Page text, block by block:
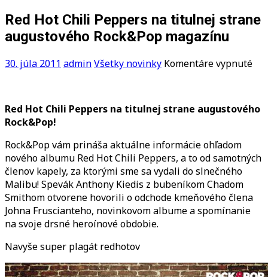
Red Hot Chili Peppers na titulnej strane
augustového Rock&Pop magazínu
30. júla 2011 adminVšetky novinky Komentáre vypnuténa
Red Hot Chili Peppers na titulnej strane augustového
Rock&Pop!
Rock&Pop vám prináša aktuálne informácie ohľadom
nového albumu Red Hot Chili Peppers, a to od samotných
členov kapely, za ktorými sme sa vydali do slnečného
Malibu! Spevák Anthony Kiedis z bubeníkom Chadom
Smithom otvorene hovorili o odchode kmeňového člena
Johna Fruscianteho, novinkovom albume a spomínanie
na svoje drsné heroínové obdobie.
Navyše super plagát redhotov